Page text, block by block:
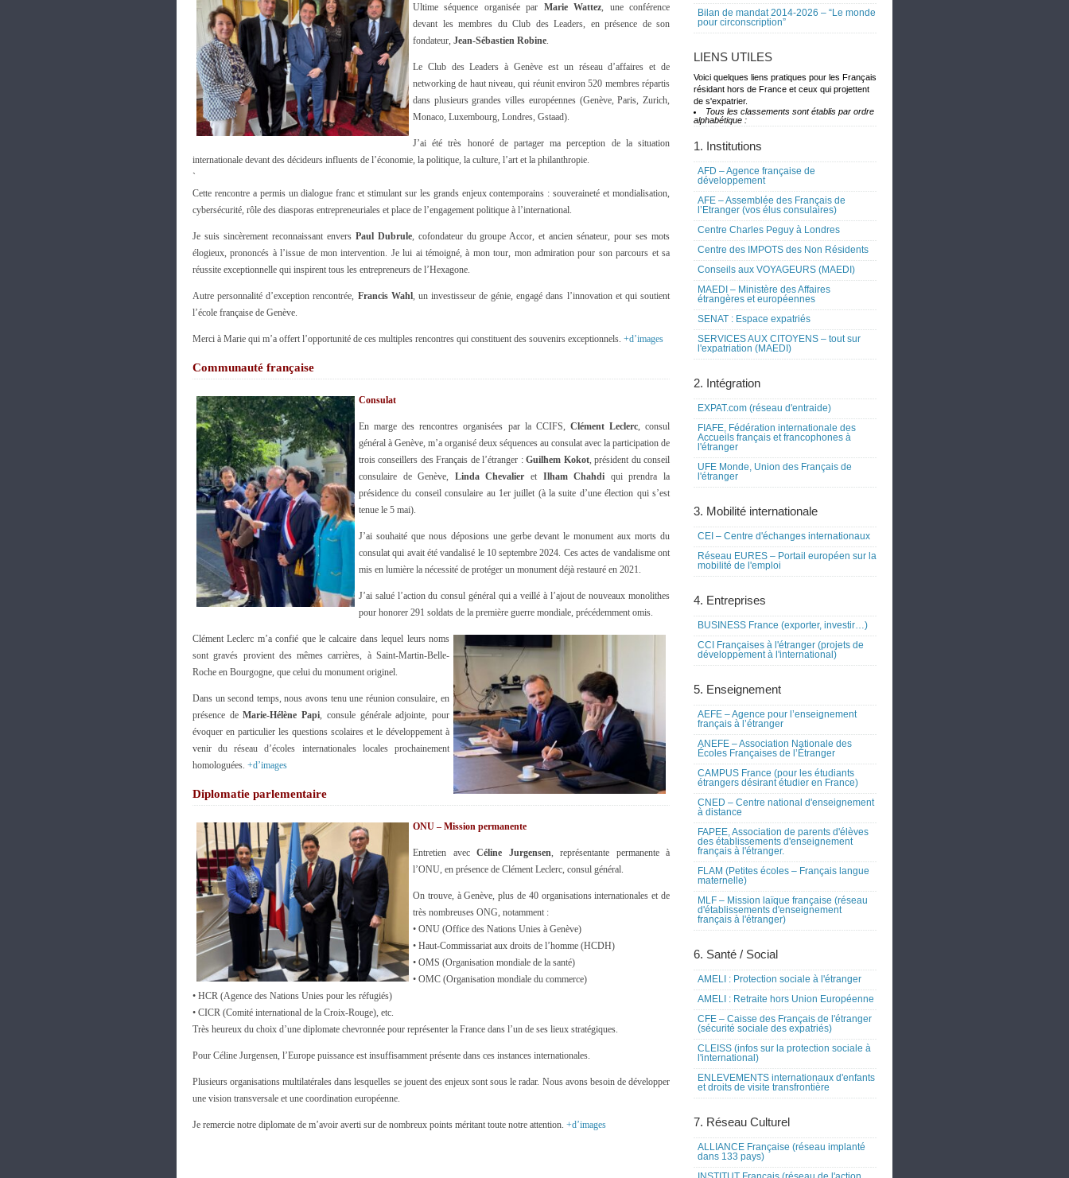
Ultime séquence organisée par Marie Wattez, une conférence
devant les membres du Club des Leaders, en présence de son
fondateur, Jean-Sébastien Robine.
Le Club des Leaders à Genève est un réseau d’affaires et de
networking de haut niveau, qui réunit environ 520 membres répartis
dans plusieurs grandes villes européennes (Genève, Paris, Zurich,
Monaco, Luxembourg, Londres, Gstaad).
J’ai été très honoré de partager ma perception de la situation
internationale devant des décideurs influents de l’économie, la politique, la culture, l’art et la philanthropie.
`
Cette rencontre a permis un dialogue franc et stimulant sur les grands enjeux contemporains : souveraineté et mondialisation,
cybersécurité, rôle des diasporas entrepreneuriales et place de l’engagement politique à l’international.
Je suis sincèrement reconnaissant envers Paul Dubrule, cofondateur du groupe Accor, et ancien sénateur, pour ses mots
élogieux, prononcés à l’issue de mon intervention. Je lui ai témoigné, à mon tour, mon admiration pour son parcours et sa
réussite exceptionnelle qui inspirent tous les entrepreneurs de l’Hexagone.
Autre personnalité d’exception rencontrée, Francis Wahl, un investisseur de génie, engagé dans l’innovation et qui soutient
l’école française de Genève.
Merci à Marie qui m’a offert l’opportunité de ces multiples rencontres qui constituent des souvenirs exceptionnels. +d’images
Communauté française
Consulat
En marge des rencontres organisées par la CCIFS, Clément Leclerc, consul
général à Genève, m’a organisé deux séquences au consulat avec la participation de
trois conseillers des Français de l’étranger :Guilhem Kokot, président du conseil
consulaire de Genève, Linda Chevalier et Ilham Chahdi qui prendra la
présidence du conseil consulaire au 1er juillet (à la suite d’une élection qui s’est
tenue le 5 mai).
J’ai souhaité que nous déposions une gerbe devant le monument aux morts du
consulat qui avait été vandalisé le 10 septembre 2024. Ces actes de vandalisme ont
mis en lumière la nécessité de protéger un monument déjà restauré en 2021.
J’ai salué l’action du consul général qui a veillé à l’ajout de nouveaux monolithes
pour honorer 291 soldats de la première guerre mondiale, précédemment omis.
Clément Leclerc m’a confié que le calcaire dans lequel leurs noms
sont gravés provient des mêmes carrières, à Saint-Martin-Belle-
Roche en Bourgogne, que celui du monument originel.
Dans un second temps, nous avons tenu une réunion consulaire, en
présence deMarie-Hélène Papi, consule générale adjointe, pour
évoquer en particulier les questions scolaires et le développement à
venir du réseau d’écoles internationales locales prochainement
homologuées. +d’images
Diplomatie parlementaire
ONU – Mission permanente
Entretien avec Céline Jurgensen, représentante permanente à
l’ONU, en présence de Clément Leclerc, consul général.
On trouve, à Genève, plus de 40 organisations internationales et de
très nombreuses ONG, notamment :
• ONU (Office des Nations Unies à Genève)
• Haut-Commissariat aux droits de l’homme (HCDH)
• OMS (Organisation mondiale de la santé)
• OMC (Organisation mondiale du commerce)
• HCR (Agence des Nations Unies pour les réfugiés)
• CICR (Comité international de la Croix-Rouge), etc.
Très heureux du choix d’une diplomate chevronnée pour représenter la France dans l’un de ses lieux stratégiques.
Pour Céline Jurgensen, l’Europe puissance est insuffisamment présente dans ces instances internationales.
Plusieurs organisations multilatérales dans lesquelles se jouent des enjeux sont sous le radar. Nous avons besoin de développer
une vision transversale et une coordination européenne.
Je remercie notre diplomate de m’avoir averti sur de nombreux points méritant toute notre attention. +d’images
Bilan de mandat 2014-2026 – “Le monde
pour circonscription”
LIENS UTILES
Voici quelques liens pratiques pour les Français
résidant hors de France et ceux qui projettent
de s'expatrier.
Tous les classements sont établis par ordre
alphabétique :
1. Institutions
AFD – Agence française de
développement
AFE – Assemblée des Français de
l’Etranger (vos élus consulaires)
Centre Charles Peguy à Londres
Centre des IMPOTS des Non Résidents
Conseils aux VOYAGEURS (MAEDI)
MAEDI – Ministère des Affaires
étrangères et européennes
SENAT : Espace expatriés
SERVICES AUX CITOYENS – tout sur
l'expatriation (MAEDI)
2. Intégration
EXPAT.com (réseau d'entraide)
FIAFE, Fédération internationale des
Accueils français et francophones à
l'étranger
UFE Monde, Union des Français de
l'étranger
3. Mobilité internationale
CEI – Centre d'échanges internationaux
Réseau EURES – Portail européen sur la
mobilité de l'emploi
4. Entreprises
BUSINESS France (exporter, investir…)
CCI Françaises à l'étranger (projets de
développement à l'international)
5. Enseignement
AEFE – Agence pour l’enseignement
français à l’étranger
ANEFE – Association Nationale des
Écoles Françaises de l’Étranger
CAMPUS France (pour les étudiants
étrangers désirant étudier en France)
CNED – Centre national d'enseignement
à distance
FAPEE, Association de parents d'élèves
des établissements d'enseignement
français à l'étranger.
FLAM (Petites écoles – Français langue
maternelle)
MLF – Mission laïque française (réseau
d'établissements d'enseignement
français à l'étranger)
6. Santé / Social
AMELI : Protection sociale à l'étranger
AMELI : Retraite hors Union Européenne
CFE – Caisse des Français de l'étranger
(sécurité sociale des expatriés)
CLEISS (infos sur la protection sociale à
l'international)
ENLEVEMENTS internationaux d'enfants
et droits de visite transfrontière
7. Réseau Culturel
ALLIANCE Française (réseau implanté
dans 133 pays)